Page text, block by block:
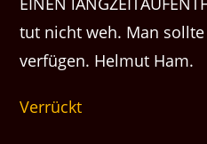
tut nicht weh. Man
verfügen. Helmut Ham.
Verrückt